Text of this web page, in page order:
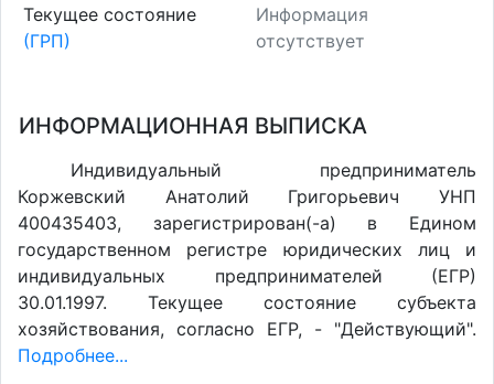
Текущее состояние
(ГРП)
Информация
отсутствует
ИНФОРМАЦИОННАЯ ВЫПИСКА
Индивидуальный предприниматель
Коржевский Анатолий Григорьевич УНП
400435403, зарегистрирован(-а) в Едином
государственном регистре юридических лиц и
индивидуальных предпринимателей (ЕГР)
30.01.1997. Текущее состояние субъекта
хозяйствования, согласно ЕГР, - "Действующий".
Подробнее...